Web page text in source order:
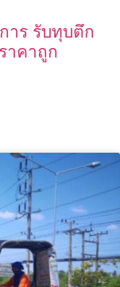
าร รับทุบตึก
าคาถูก